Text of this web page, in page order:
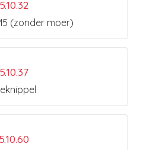
(zonder moer)